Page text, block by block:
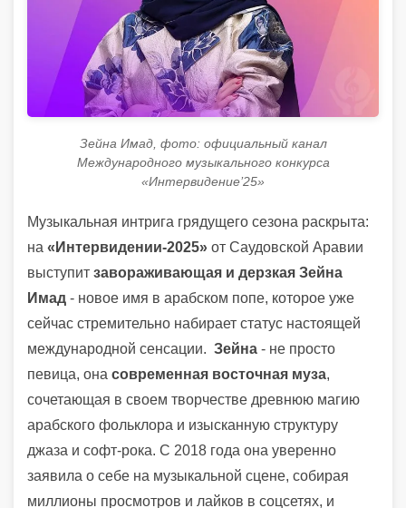
Зейна Имад, фото: официальный канал
Международного музыкального конкурса
«Интервидение’25»
Музыкальная интрига грядущего сезона раскрыта:
на «Интервидении-2025» от Саудовской Аравии
выступит завораживающая и дерзкая Зейна
Имад - новое имя в арабском попе, которое уже
сейчас стремительно набирает статус настоящей
международной сенсации. Зейна - не просто
певица, она современная восточная муза,
сочетающая в своем творчестве древнюю магию
арабского фольклора и изысканную структуру
джаза и софт-рока. С 2018 года она уверенно
заявила о себе на музыкальной сцене, собирая
миллионы просмотров и лайков в соцсетях, и